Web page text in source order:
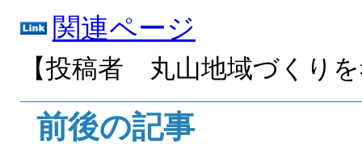
関連ページ
【投稿者 丸山地域づくり
前後の記事